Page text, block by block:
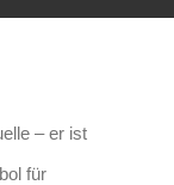
– er ist
für